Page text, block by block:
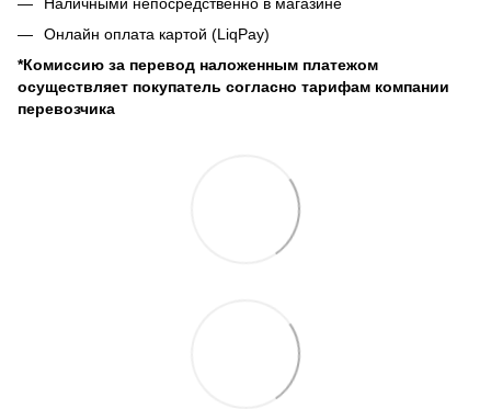
Онлайн оплата картой (LiqPay)
*Комиссию за перевод наложенным платежом
осуществляет покупатель согласно тарифам компании
перевозчика